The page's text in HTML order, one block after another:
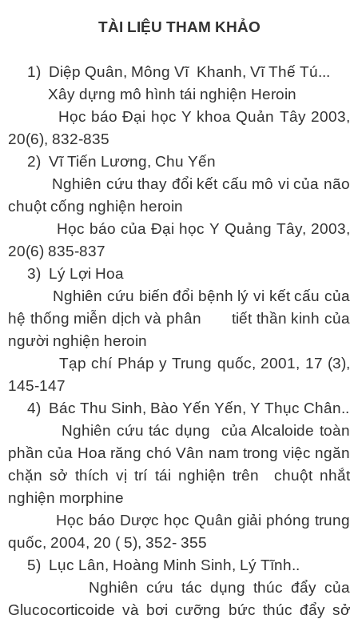
TÀI LIỆU THAM KHẢO
1) Diệp Quân, Mông Vĩ Khanh, Vĩ Thế Tú...
Xây dựng mô hình tái nghiện Heroin
Học báo Đại học Y khoa Quản Tây 2003,
20(6), 832-835
2) Vĩ Tiến Lương, Chu Yến
Nghiên cứu thay đổi kết cấu mô vi của não
chuột cống nghiện heroin
Học báo của Đại học Y Quảng Tây, 2003,
20(6) 835-837
3) Lý Lợi Hoa
Nghiên cứu biến đổi bệnh lý vi kết cấu của
hệ thống miễn dịch và phân tiết thần kinh của
người nghiện heroin
Tạp chí Pháp y Trung quốc, 2001, 17 (3),
145-147
4) Bác Thu Sinh, Bào Yến Yến, Y Thục Chân..
Nghiên cứu tác dụng của Alcaloide toàn
phần của Hoa răng chó Vân nam trong việc ngăn
chặn sở thích vị trí tái nghiện trên chuột nhắt
nghiện morphine
Học báo Dược học Quân giải phóng trung
quốc, 2004, 20 ( 5), 352- 355
5) Lục Lân, Hoàng Minh Sinh, Lý Tĩnh..
Nghiên cứu tác dụng thúc đẩy của
Glucocorticoide và bơi cưỡng bức thúc đẩy sở